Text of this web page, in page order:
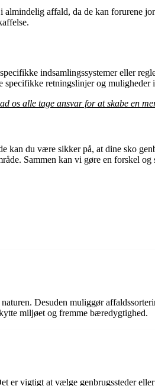
affald, da de kan forurene
indsamlingssystemer eller
retningslinjer og muligheder
os alle tage ansvar for at skabe en
du være sikker på, at dine sko
Sammen kan vi gøre en forskel
Desuden muliggør
miljøet og fremme bæredygtighed.
er vigtigt at vælge genbrugssteder